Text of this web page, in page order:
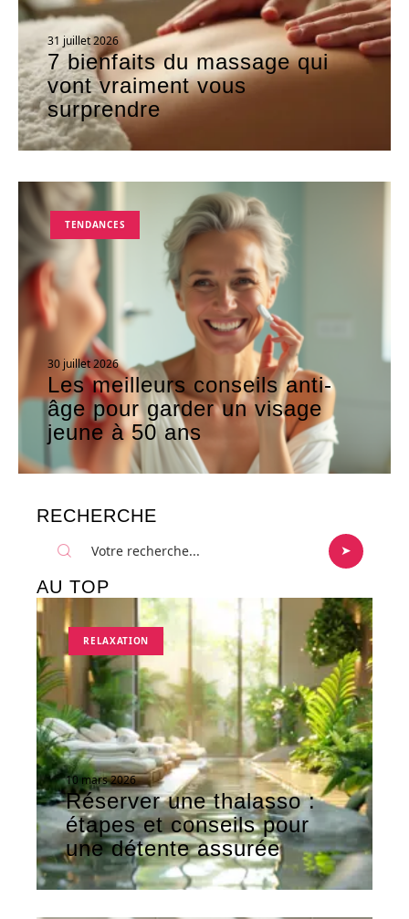
31 juillet 2026
7 bienfaits du massage qui
vont vraiment vous
surprendre
TENDANCES
30 juillet 2026
Les meilleurs conseils anti-
âge pour garder un visage
jeune à 50 ans
RECHERCHE
AU TOP
RELAXATION
10 mars 2026
Réserver une thalasso :
étapes et conseils pour
une détente assurée